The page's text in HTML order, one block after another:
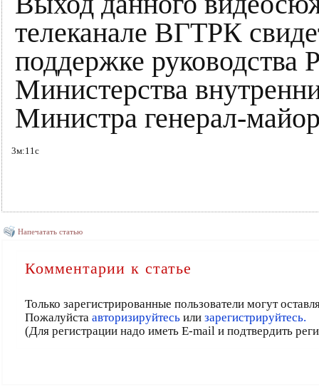
телеканале ВГТРК
поддержке руководства
Министерства
Министра генерал-
3м:11с
Напечатать статью
Комментарии к статье
Только зарегистрированные пользователи могут
Пожалуйста авторизируйтесьили зарегистрируйтесь.
(Для регистрации надо иметь E-mail и подтвердить